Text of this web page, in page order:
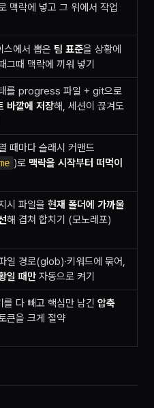
맥락에 넣고 그 위에서 작업
스에서 뽑은 팀 표준을 상황에
그때 맥락에 끼워 넣기
를 progress 파일 + git으로
바깥에 저장해, 세션이 끊겨도
때마다 슬래시 커맨드
)로 맥락을 시작부터 떠먹이
시 파일을 현재 폴더에 가까울
해 겹쳐 합치기 (모노레포)
일 경로(glob)·키워드에 묶어,
일 때만 자동으로 켜기
를 다 빼고 핵심만 남긴 압축
큰을 크게 절약